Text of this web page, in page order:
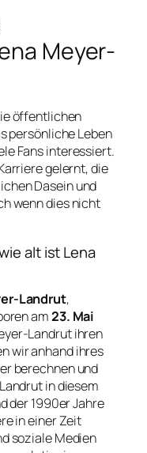
Meyer-
öffentlichen
persönliche Leben
Fans interessiert.
gelernt, die
Dasein und
wenn dies nicht
alt ist Lena
Landrut,
am23. Mai
Landrut ihren
wir anhand ihres
berechnen und
in diesem
der 1990er Jahre
in einer Zeit
soziale Medien